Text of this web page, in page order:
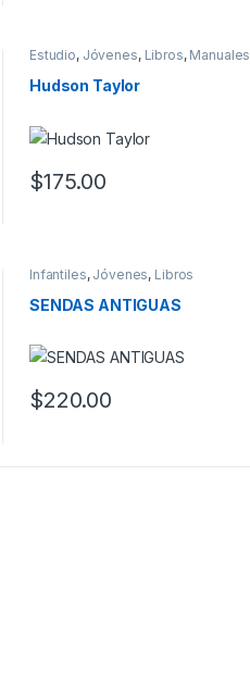
Estudio, Jóvenes, Libros, Manuales
Hudson Taylor
$175.00
Infantiles, Jóvenes, Libros
SENDAS ANTIGUAS
$220.00